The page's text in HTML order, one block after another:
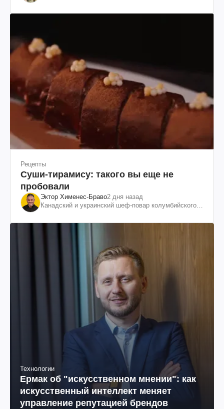
Рецепты
Суши-тирамису: такого вы еще не
пробовали
Эктор Хименес-Браво2 дня назад
Канадский и украинский шеф-повар колумбийского
Технологии
Ермак об "искусственном мнении": как
искусственный интеллект меняет
управление репутацией брендов